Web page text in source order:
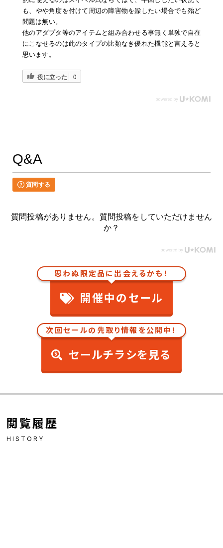
も、やや角度を付けて周辺の障害物を躱したい場合でも殆ど
問題は無い。
他のアダプタ等のアイテムと組み合わせる事無く単独で自在
にこなせるのは此のタイプの比類なき優れた機能と言えると
思います。
役に立った 0
Q&A
質問する
質問投稿がありません。質問投稿をしていただけません
か？
思わぬ限定品に出会えるかも！
開催中のセール
次回セールの先取り情報を公開中！
セールチラシを見る
閲覧履歴
HISTORY